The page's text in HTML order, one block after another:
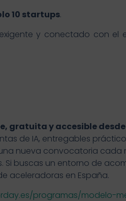
10 startups.
y conectado con el
gratuita y accesible
de IA, entregables
nueva convocatoria cada
buscas un entorno de
aceleradoras en España.
programas/modelo-